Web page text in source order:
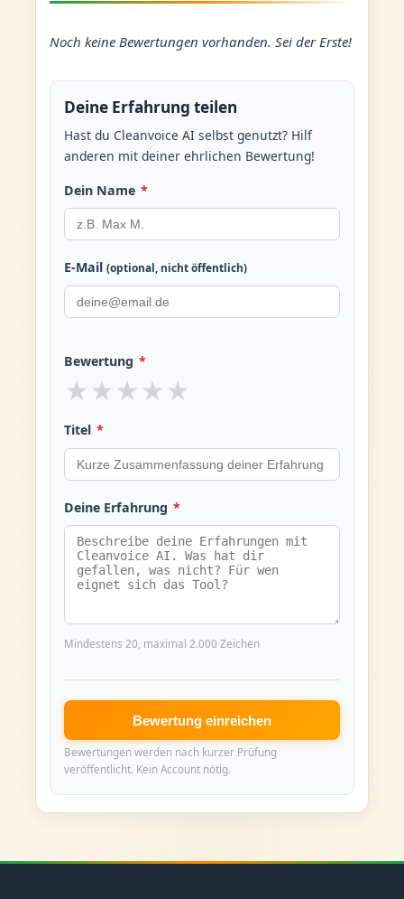
Noch keine Bewertungen vorhanden. Sei der Erste!
Deine Erfahrung teilen
Hast du Cleanvoice AI selbst genutzt? Hilf
anderen mit deiner ehrlichen Bewertung!
Dein Name *
E-Mail (optional, nicht öffentlich)
Bewertung *
★ ★ ★ ★ ★
Titel *
Deine Erfahrung *
Mindestens 20, maximal 2.000 Zeichen
Bewertung einreichen
Bewertungen werden nach kurzer Prüfung
veröffentlicht. Kein Account nötig.